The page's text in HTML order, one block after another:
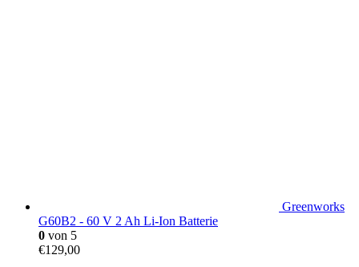
Greenworks
G60B2 - 60 V 2 Ah Li-Ion Batterie
0 von 5
€129,00